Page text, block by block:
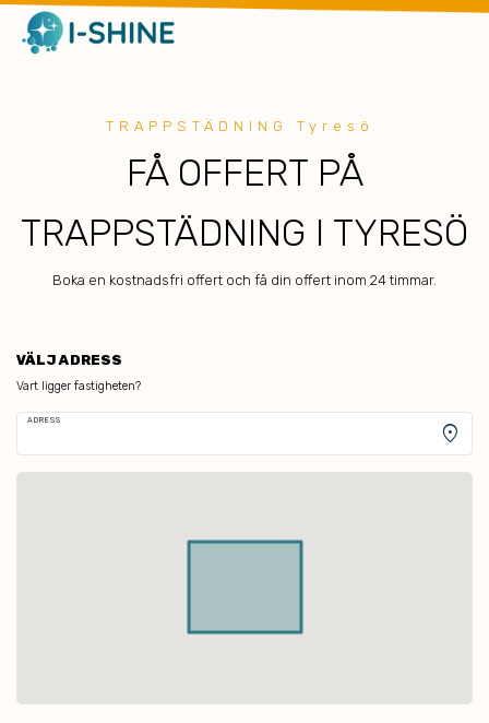
TRAPPSTÄDNING Tyresö
FÅ OFFERT PÅ
TRAPPSTÄDNING I TYRESÖ
Boka en kostnadsfri offert och få din offert inom 24 timmar.
VÄLJ ADRESS
Vart ligger fastigheten?
ADRESS
location_on